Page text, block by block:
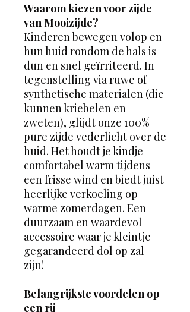
Waarom kiezen voor zijde
van Mooizijde?
Kinderen bewegen volop en
hun huid rondom de hals is
dun en snel geïrriteerd. In
tegenstelling via ruwe of
synthetische materialen (die
kunnen kriebelen en
zweten), glijdt onze 100%
pure zijde vederlicht over de
huid. Het houdt je kindje
comfortabel warm tijdens
een frisse wind en biedt juist
heerlijke verkoeling op
warme zomerdagen. Een
duurzaam en waardevol
accessoire waar je kleintje
gegarandeerd dol op zal
zijn!
Belangrijkste voordelen op
een rij